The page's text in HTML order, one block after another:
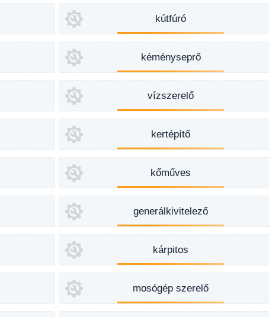
kútfúró
kéményseprő
vízszerelő
kertépítő
kőműves
generálkivitelező
kárpitos
mosógép szerelő